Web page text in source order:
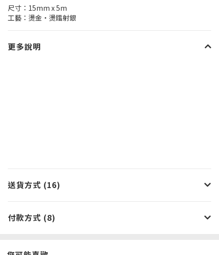
尺寸：15mm x 5m
工藝：燙金・燙鐳射銀
更多說明
送貨方式 (16)
付款方式 (8)